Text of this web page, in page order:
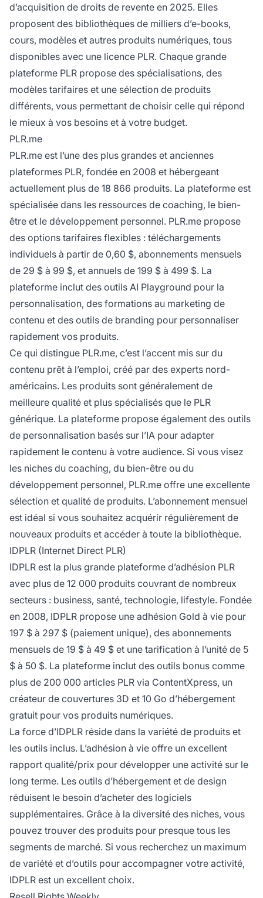
d’acquisition de droits de revente en 2025. Elles
proposent des bibliothèques de milliers d’e-books,
cours, modèles et autres produits numériques, tous
disponibles avec une licence PLR. Chaque grande
plateforme PLR propose des spécialisations, des
modèles tarifaires et une sélection de produits
différents, vous permettant de choisir celle qui répond
le mieux à vos besoins et à votre budget.
PLR.me
PLR.me est l’une des plus grandes et anciennes
plateformes PLR, fondée en 2008 et hébergeant
actuellement plus de 18 866 produits. La plateforme est
spécialisée dans les ressources de coaching, le bien-
être et le développement personnel. PLR.me propose
des options tarifaires flexibles : téléchargements
individuels à partir de 0,60 $, abonnements mensuels
de 29 $ à 99 $, et annuels de 199 $ à 499 $. La
plateforme inclut des outils AI Playground pour la
personnalisation, des formations au marketing de
contenu et des outils de branding pour personnaliser
rapidement vos produits.
Ce qui distingue PLR.me, c’est l’accent mis sur du
contenu prêt à l’emploi, créé par des experts nord-
américains. Les produits sont généralement de
meilleure qualité et plus spécialisés que le PLR
générique. La plateforme propose également des outils
de personnalisation basés sur l’IA pour adapter
rapidement le contenu à votre audience. Si vous visez
les niches du coaching, du bien-être ou du
développement personnel, PLR.me offre une excellente
sélection et qualité de produits. L’abonnement mensuel
est idéal si vous souhaitez acquérir régulièrement de
nouveaux produits et accéder à toute la bibliothèque.
IDPLR (Internet Direct PLR)
IDPLR est la plus grande plateforme d’adhésion PLR
avec plus de 12 000 produits couvrant de nombreux
secteurs : business, santé, technologie, lifestyle. Fondée
en 2008, IDPLR propose une adhésion Gold à vie pour
197 $ à 297 $ (paiement unique), des abonnements
mensuels de 19 $ à 49 $ et une tarification à l’unité de 5
$ à 50 $. La plateforme inclut des outils bonus comme
plus de 200 000 articles PLR via ContentXpress, un
créateur de couvertures 3D et 10 Go d’hébergement
gratuit pour vos produits numériques.
La force d’IDPLR réside dans la variété de produits et
les outils inclus. L’adhésion à vie offre un excellent
rapport qualité/prix pour développer une activité sur le
long terme. Les outils d’hébergement et de design
réduisent le besoin d’acheter des logiciels
supplémentaires. Grâce à la diversité des niches, vous
pouvez trouver des produits pour presque tous les
segments de marché. Si vous recherchez un maximum
de variété et d’outils pour accompagner votre activité,
IDPLR est un excellent choix.